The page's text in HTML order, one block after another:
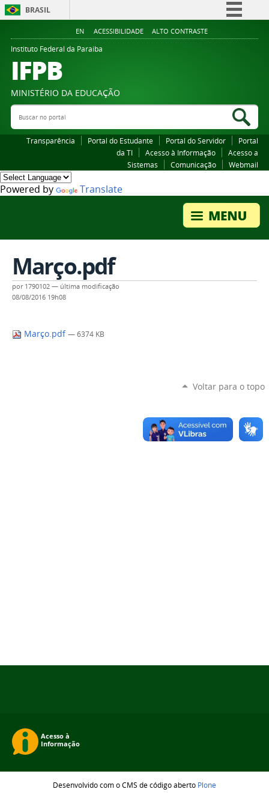
BRASIL
Simplifique!
Legislação
EN ACESSIBILIDADE ALTO CONTRASTE
Instituto Federal da Paraiba
IFPB
MINISTÉRIO DA EDUCAÇÃO
Buscar no portal
Transparência Portal do Estudante Portal do Servidor
Portal
da TI
Acesso à Informação
Acesso a
Sistemas
Comunicação Webmail
Powered by Translate
Março.pdf
por 1790102 — última modificação
08/08/2016 19h08
Março.pdf — 6374 KB
Voltar para o topo
Desenvolvido com o CMS de código aberto Plone